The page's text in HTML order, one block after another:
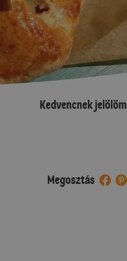
Kedvencnek jelölöm
Megosztás